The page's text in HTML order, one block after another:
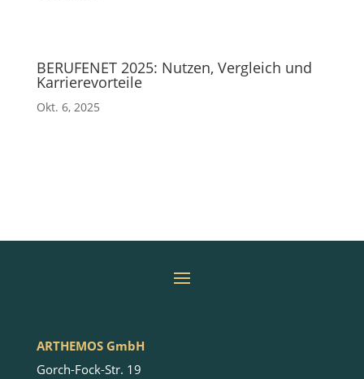
BERUFENET 2025: Nutzen, Vergleich und
Karrierevorteile
Okt. 6, 2025
ARTHEMOS GmbH
Gorch-Fock-Str. 19